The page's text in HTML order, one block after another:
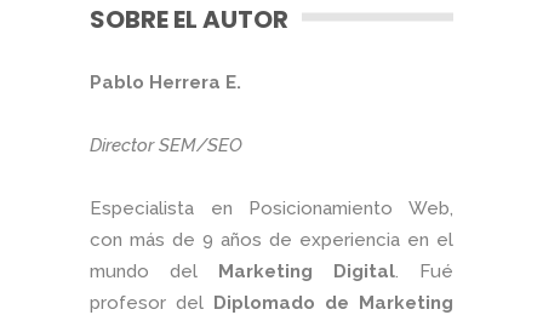
SOBRE EL AUTOR
Pablo Herrera E.
Director SEM/SEO
Especialista en Posicionamiento Web,
con más de 9 años de experiencia en el
mundo del Marketing Digital. Fué
profesor del Diplomado de Marketing